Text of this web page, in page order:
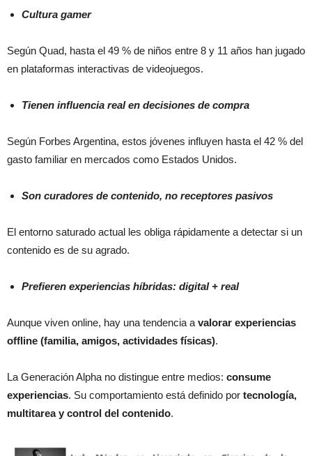
Cultura gamer
Según Quad, hasta el 49 % de niños entre 8 y 11 años han jugado
en plataformas interactivas de videojuegos.
Tienen influencia real en decisiones de compra
Según Forbes Argentina, estos jóvenes influyen hasta el 42 % del
gasto familiar en mercados como Estados Unidos.
Son curadores de contenido, no receptores pasivos
El entorno saturado actual les obliga rápidamente a detectar si un
contenido es de su agrado.
Prefieren experiencias híbridas: digital + real
Aunque viven online, hay una tendencia avalorar experiencias
offline (familia, amigos, actividades físicas).
La Generación Alpha no distingue entre medios: consume
experiencias. Su comportamiento está definido por tecnología,
multitarea y control del contenido.